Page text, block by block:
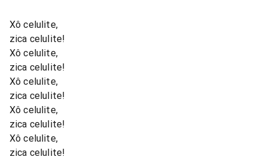
Xô celulite,
zica celulite!
Xô celulite,
zica celulite!
Xô celulite,
zica celulite!
Xô celulite,
zica celulite!
Xô celulite,
zica celulite!